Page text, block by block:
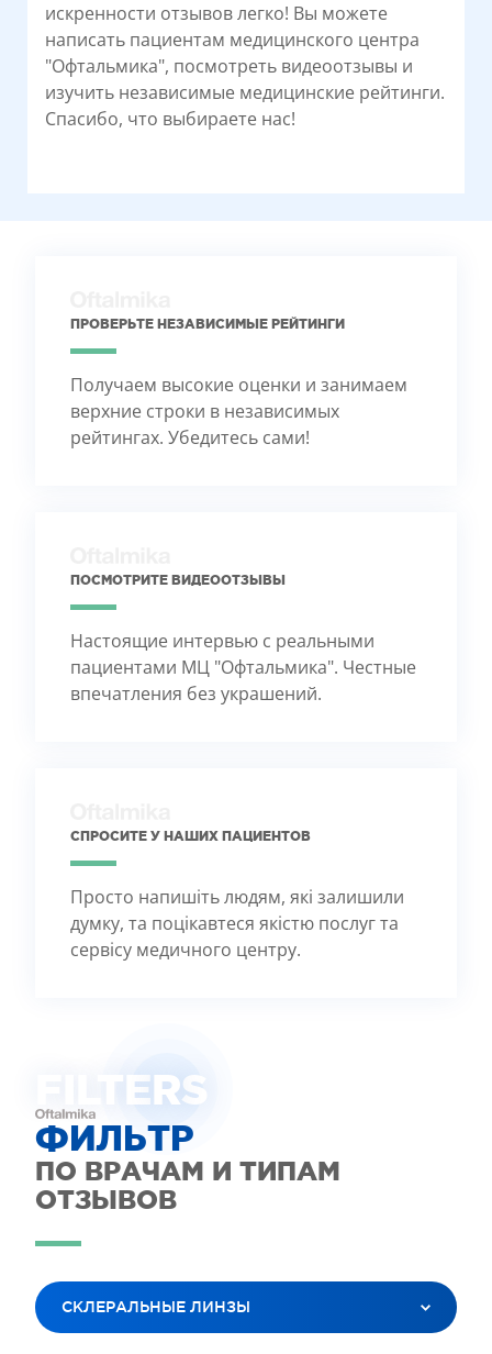
искренности отзывов легко! Вы можете
написать пациентам медицинского центра
"Офтальмика", посмотреть видеоотзывы и
изучить независимые медицинские рейтинги.
Спасибо, что выбираете нас!
ПРОВЕРЬТЕ НЕЗАВИСИМЫЕ РЕЙТИНГИ
Получаем высокие оценки и занимаем
верхние строки в независимых
рейтингах. Убедитесь сами!
ПОСМОТРИТЕ ВИДЕООТЗЫВЫ
Настоящие интервью с реальными
пациентами МЦ "Офтальмика". Честные
впечатления без украшений.
СПРОСИТЕ У НАШИХ ПАЦИЕНТОВ
Просто напишіть людям, які залишили
думку, та поцікавтеся якістю послуг та
сервісу медичного центру.
FILTERS
ФИЛЬТР
ПО ВРАЧАМ И ТИПАМ
ОТЗЫВОВ
СКЛЕРАЛЬНЫЕ ЛИНЗЫ